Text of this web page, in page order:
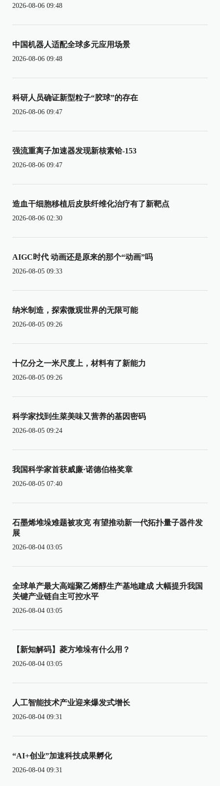
2026-08-06 09:48
中国机器人适配全球多元应用场景
2026-08-06 09:48
科研人员确证新型粒子“胶球”的存在
2026-08-06 09:47
强流重离子加速器发现新核素铪-153
2026-08-06 09:47
造血干细胞移植后皮肤纤维化治疗有了新靶点
2026-08-06 02:30
AIGC时代 动画还是原来的那个“动画”吗
2026-08-05 09:33
纳米制造，探索微观世界的无限可能
2026-08-05 09:26
十亿分之一米尺度上，材料有了新能力
2026-08-05 09:26
科学家找到生菜美味又营养的基因密码
2026-08-05 09:24
我国科学家首获威廉·诺德伯格奖章
2026-08-05 07:40
石墨烯堆垛难题被攻克 有望推动新一代拓扑量子器件发
展
2026-08-04 03:05
全球单产最大高端聚乙烯醇生产基地建成 大幅提升我国
关键产业链自主可控水平
2026-08-04 03:05
【新知解码】菱方堆垛有什么用？
2026-08-04 03:05
人工智能技术产业迎来爆发式增长
2026-08-04 09:31
“AI+创业”加速科技成果孵化
2026-08-04 09:31